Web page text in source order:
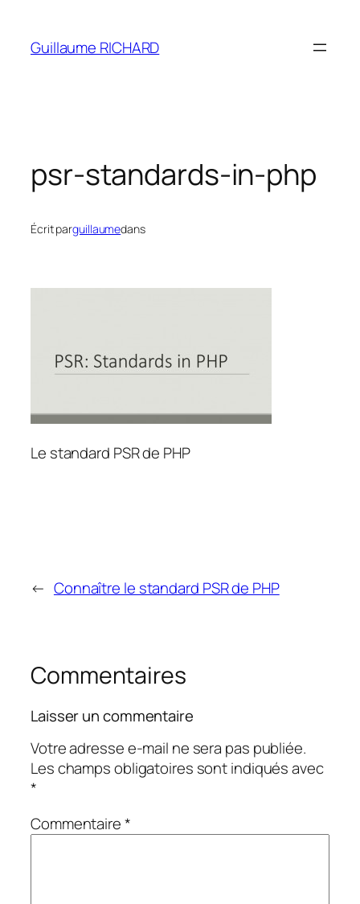
contenu
Guillaume RICHARD
psr-standards-in-php
Écrit parguillaumedans
Le standard PSR de PHP
← Connaître le standard PSR de PHP
Commentaires
Laisser un commentaire
Votre adresse e-mail ne sera pas publiée.
Les champs obligatoires sont indiqués avec
*
Commentaire*